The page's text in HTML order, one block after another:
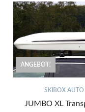
ANGEBOT!
SKIBOX
JUMBO XL